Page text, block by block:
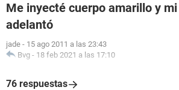
Me inyecté cuerpo amarillo y
adelantó
jade - 15 ago 2011 a las 23:43
Bvg - 18 feb 2021 a las 17:10
76 respuestas